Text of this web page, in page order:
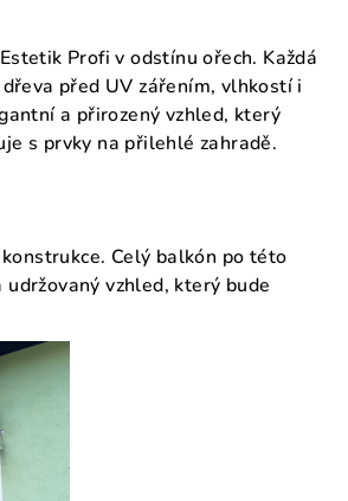
Profi v odstínu ořech. Každá
před UV zářením, vlhkostí i
a přirozený vzhled, který
s prvky na přilehlé zahradě.
Celý balkón po této
vzhled, který bude